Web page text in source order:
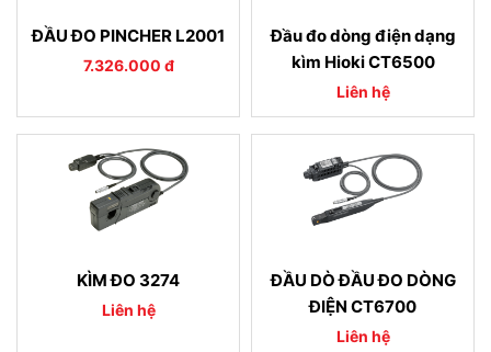
ĐẦU ĐO PINCHER L2001
7.326.000 đ
Đầu đo dòng điện dạng
kìm Hioki CT6500
Liên hệ
KÌM ĐO 3274
Liên hệ
ĐẦU DÒ ĐẦU ĐO DÒNG
ĐIỆN CT6700
Liên hệ